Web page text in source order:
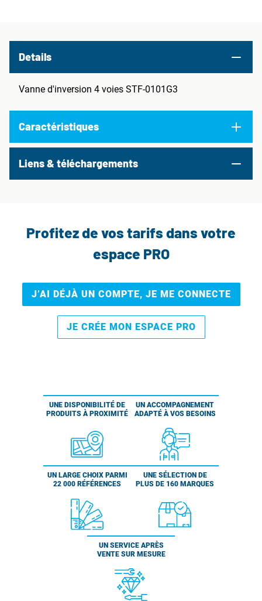
Details
Vanne d'inversion 4 voies STF-0101G3
Caractéristiques
Liens & téléchargements
Profitez de vos tarifs dans votre
espace PRO
J’AI DÉJÀ UN COMPTE, JE ME CONNECTE
JE CRÉE MON ESPACE PRO
UNE DISPONIBILITÉ DE
PRODUITS À PROXIMITÉ
UN ACCOMPAGNEMENT
ADAPTÉ À VOS BESOINS
UN LARGE CHOIX PARMI
22 000 RÉFÉRENCES
UNE SÉLECTION DE
PLUS DE 160 MARQUES
UN SERVICE APRÈS
VENTE SUR MESURE